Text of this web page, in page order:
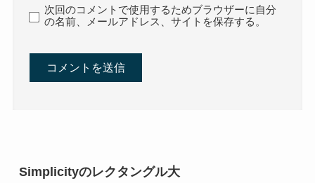
次回のコメントで使用するためブラウザーに自分
の名前、メールアドレス、サイトを保存する。
Simplicityのレクタングル大